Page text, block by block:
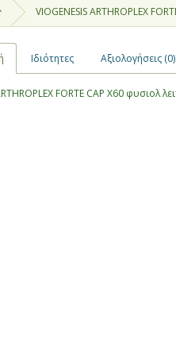
VIOGENESIS ARTHROPLEX
Ιδιότητες Αξιολογήσεις (0)
FORTE CAP X60 φυσιολ